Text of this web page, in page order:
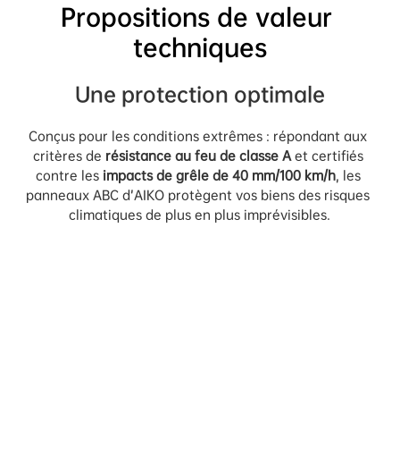
Propositions de valeur
techniques
Une protection optimale
Conçus pour les conditions extrêmes : répondant aux
critères de résistance au feu de classe A et certifiés
contre les impacts de grêle de 40 mm/100 km/h, les
panneaux ABC d’AIKO protègent vos biens des risques
climatiques de plus en plus imprévisibles.